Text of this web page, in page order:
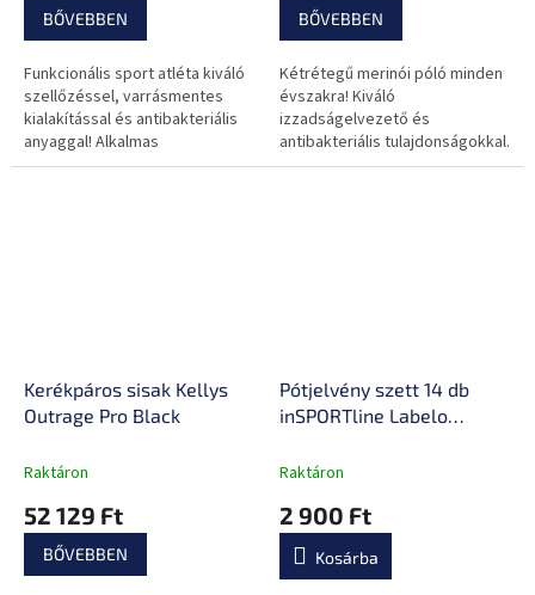
BŐVEBBEN
Funkcionális sport atléta kiváló
szellőzéssel, varrásmentes
kialakítással és antibakteriális
anyaggal! Alkalmas
alaprétegként.
BŐVEBBEN
Kétrétegű merinói póló minden
évszakra! Kiváló
izzadságelvezető és
antibakteriális tulajdonságokkal.
Kerékpáros sisak Kellys
Outrage Pro Black
Raktáron
52 129 Ft
BŐVEBBEN
Pótjelvény szett 14 db
inSPORTline Labelo
tépőzáras rögzítés,
Raktáron
2 900 Ft
Kosárba